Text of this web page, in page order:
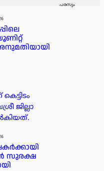
പരസ്യം
അനുമതിയായി
ജില്ലാ
സുരക്ഷ